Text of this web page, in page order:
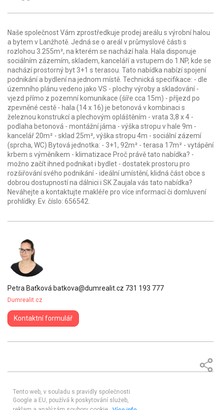
Tento web, v souladu s pravidly společnosti
Google a EU, používá k poskytování služeb,
Naše společnost Vám zprostředkuje prodej areálu s výrobní halou
a bytem v Lanžhotě. Jedná se o areál v průmyslové části s
rozlohou 3.255m², na kterém se nachází hala. Hala disponuje
sociálním zázemím, skladem, kanceláří a vstupem do 1.NP, kde se
nachází prostorný byt 3+1 s terasou. Tato nabídka nabízí spojení
podnikání a bydlení na jednom místě. Technická specifikace: - dle
územního plánu vedeno jako VS - plochy výroby a skladování -
vjezd přímo z pozemní komunikace (šíře cca 15m) - příjezd po
zpevněné cestě - hala (14 x 16) je betonová v kombinaci s
železnou konstrukcí a plechovým opláštěním - vrata 3,8 x 4 -
podlaha betonová - montážní jáma - výška stropu v hale 9m -
kancelář 20m² - sklad 25m², výška stropu 4m - sociální zázemí
(sprcha, WC) Bytová jednotka: - 3+1, 92m² - terasa 17m² - vytápění
krbem s výměníkem - klimatizace Proč právě tato nabídka? -
možno začít ihned podnikat i bydlet - dostatek prostoru pro
rozšiřování svého podnikání - ideální umístění, klidná část obce s
dobrou dostupností na dálnici i SK Zaujala vás tato nabídka?
Neváhejte a kontaktujte makléře pro více informací či domluvení
prohlídky. Ev. číslo: 656542.
Petra Baťková batkova@dumrealit.cz 731 193 777
Dumrealit.cz
Kontaktní formulář